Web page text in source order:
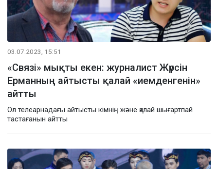
03.07.2023, 15:51
«Связі» мықты екен: журналист Жүрсін
Ерманның айтысты қалай «иемденгенін»
айтты
Ол телеарнадағы айтысты кімнің және қалай шығартпай
тастағанын айтты